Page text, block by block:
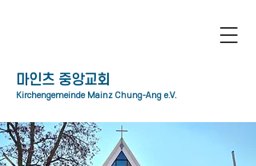
​마인츠 중앙교회
Kirchengemeinde Mainz Chung-Ang e.V.